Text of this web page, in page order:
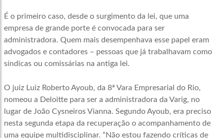
É o primeiro caso, desde o surgimento da lei, que uma
empresa de grande porte é convocada para ser
administradora. Quem mais desempenhava esse papel eram
advogados e contadores – pessoas que já trabalhavam como
síndicas ou comissárias na antiga lei.
O juiz Luiz Roberto Ayoub, da 8ª Vara Empresarial do Rio,
nomeou a Deloitte para ser a administradora da Varig, no
lugar de João Cysneiros Vianna. Segundo Ayoub, era preciso
nesta segunda etapa da recuperação o acompanhamento de
uma equipe multidisciplinar. “Não estou fazendo críticas de